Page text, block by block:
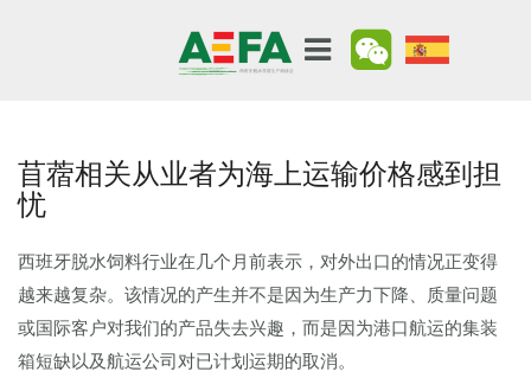
苜蓿相关从业者为海上运输价格感到担
忧
西班牙脱水饲料行业在几个月前表示，对外出口的情况正变得
越来越复杂。该情况的产生并不是因为生产力下降、质量问题
或国际客户对我们的产品失去兴趣，而是因为港口航运的集装
箱短缺以及航运公司对已计划运期的取消。